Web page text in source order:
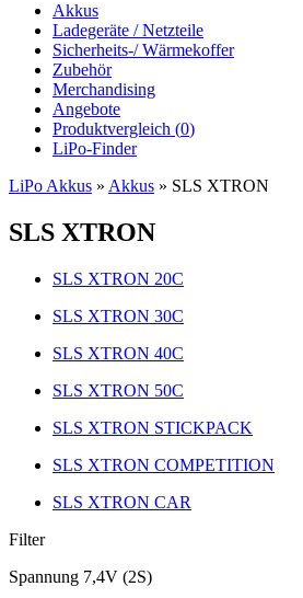
Akkus
Ladegeräte / Netzteile
Sicherheits-/ Wärmekoffer
Zubehör
Merchandising
Angebote
Produktvergleich (0)
LiPo-Finder
LiPo Akkus » Akkus » SLS XTRON
SLS XTRON
SLS XTRON 20C
SLS XTRON 30C
SLS XTRON 40C
SLS XTRON 50C
SLS XTRON STICKPACK
SLS XTRON COMPETITION
SLS XTRON CAR
Filter
Spannung 7,4V (2S)